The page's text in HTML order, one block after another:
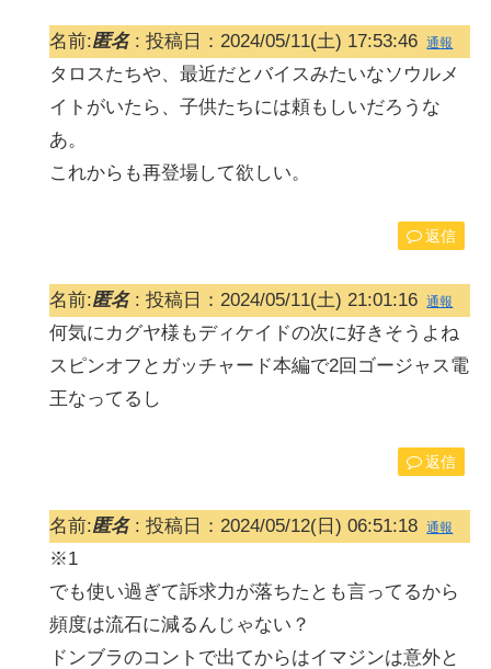
名前:匿名: 投稿日：2024/05/11(土) 17:53:46 通報
タロスたちや、最近だとバイスみたいなソウルメ
イトがいたら、子供たちには頼もしいだろうな
あ。
これからも再登場して欲しい。
返信
名前:匿名: 投稿日：2024/05/11(土) 21:01:16 通報
何気にカグヤ様もディケイドの次に好きそうよね
スピンオフとガッチャード本編で2回ゴージャス電
王なってるし
返信
名前:匿名: 投稿日：2024/05/12(日) 06:51:18 通報
※1
でも使い過ぎて訴求力が落ちたとも言ってるから
頻度は流石に減るんじゃない？
ドンブラのコントで出てからはイマジンは意外と